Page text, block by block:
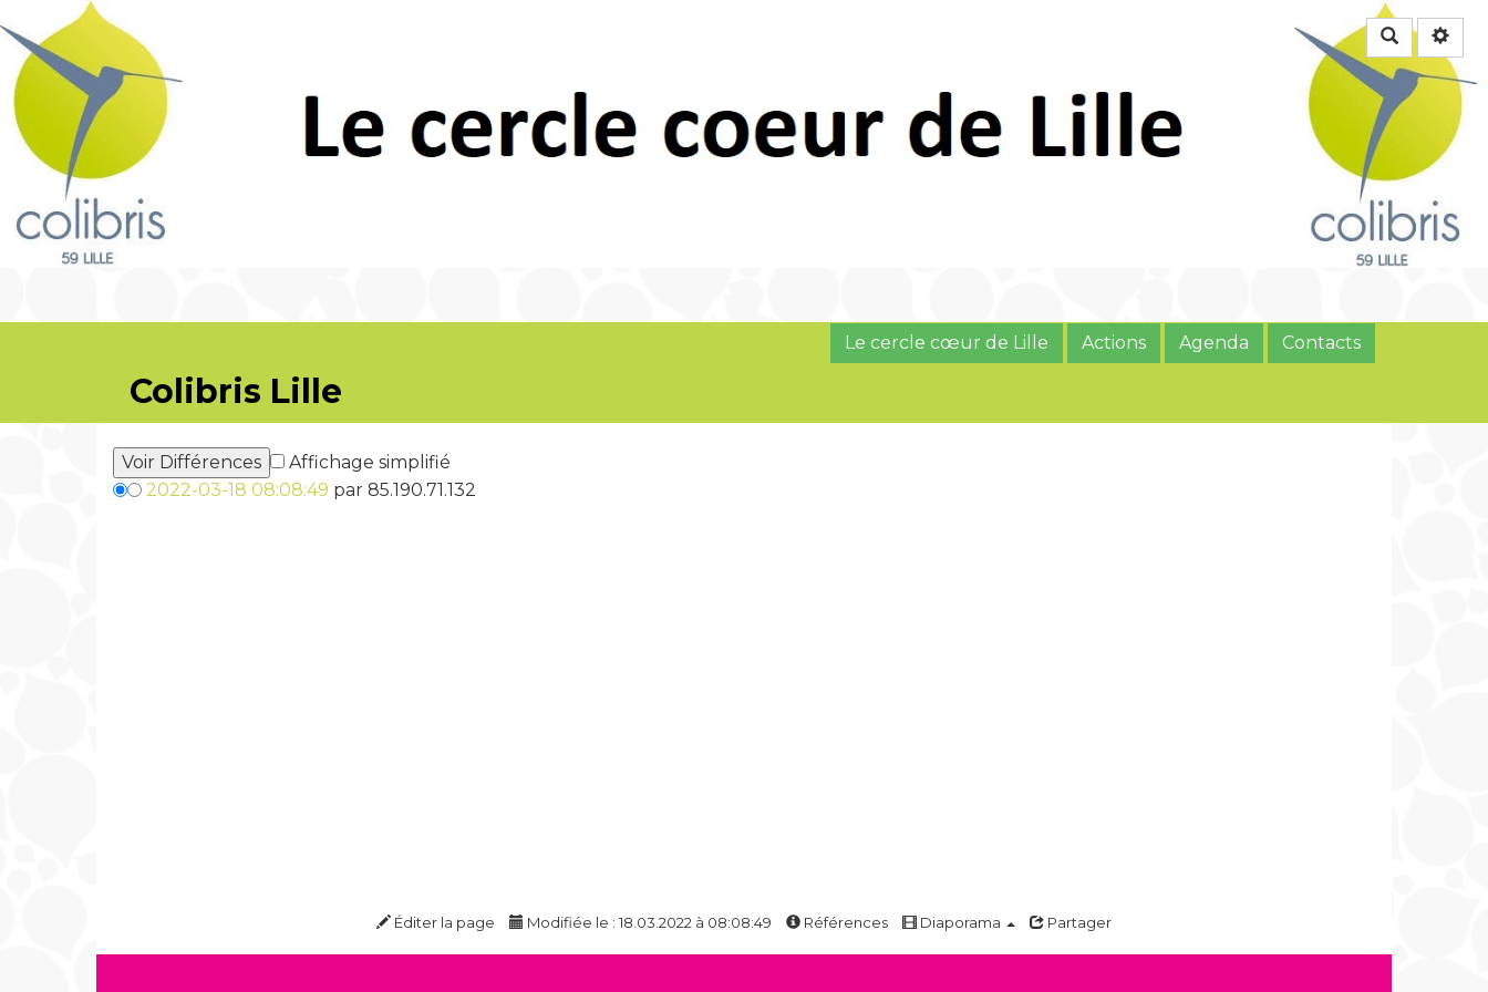
Rechercher
Colibris Lille
Accueil
Le cercle cœur de Lille Actions Agenda Contacts
Affichage simplifié
2022-03-18 08:08:49 par 85.190.71.132
Éditer la page Modifiée le : 18.03.2022 à 08:08:49 Références Diaporama Partager